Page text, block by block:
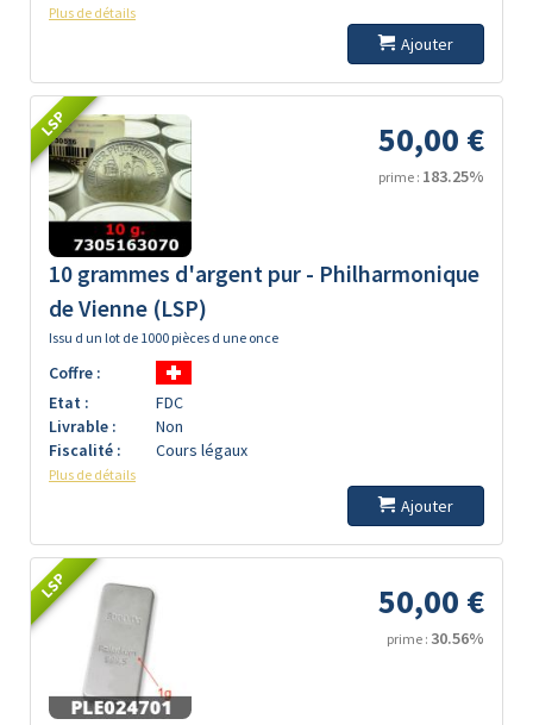
Plus de détails
Ajouter
LSP 50,00 €
prime : 183.25%
10 grammes d'argent pur - Philharmonique
de Vienne (LSP)
Issu d un lot de 1000 pièces d une once
Coffre :
Etat :
FDC
Livrable :
Non
Fiscalité :
Cours légaux
Plus de détails
Ajouter
LSP 50,00 €
prime : 30.56%